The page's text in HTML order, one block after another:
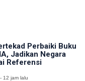
Perbaiki Buku
Jadikan Negara
Referensi
12 jam lalu